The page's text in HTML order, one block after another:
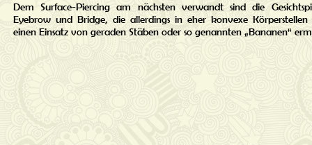
Dem Surface-Piercing am nächsten verwandt sind die
Eyebrow und Bridge, die allerdings in eher konvexe Körperstellen
einen Einsatz von geraden Stäben oder so genannten „Bananen“